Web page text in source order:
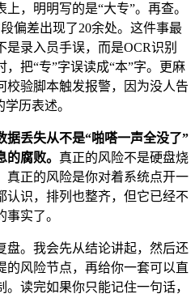
，明明写的是“大专”。再查。
偏差出现了20余处。这件事最
录入员手误，而是OCR识别
把“专”字误读成“本”字。更麻
校验脚本触发报警，因为没人告
历表述。
据丢失从不是“啪嗒一声全没了”
腐败。 真正的风险不是硬盘烧
真正的风险是你对着系统点开一
认识，排列也整齐，但它已经不
实了。
盘。我会先从结论讲起，然后还
的风险节点，再给你一套可以直
读完如果你只能记住一句话，